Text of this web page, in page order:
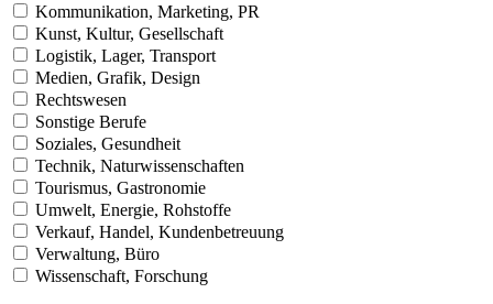
Kommunikation, Marketing, PR
Kunst, Kultur, Gesellschaft
Logistik, Lager, Transport
Medien, Grafik, Design
Rechtswesen
Sonstige Berufe
Soziales, Gesundheit
Technik, Naturwissenschaften
Tourismus, Gastronomie
Umwelt, Energie, Rohstoffe
Verkauf, Handel, Kundenbetreuung
Verwaltung, Büro
Wissenschaft, Forschung